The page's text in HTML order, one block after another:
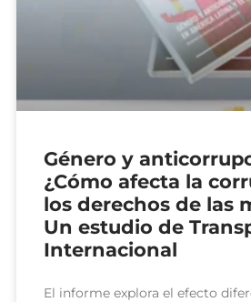
Género y
¿Cómo afecta la
los derechos de las
Un estudio de
Internacional
El informe explora el efecto